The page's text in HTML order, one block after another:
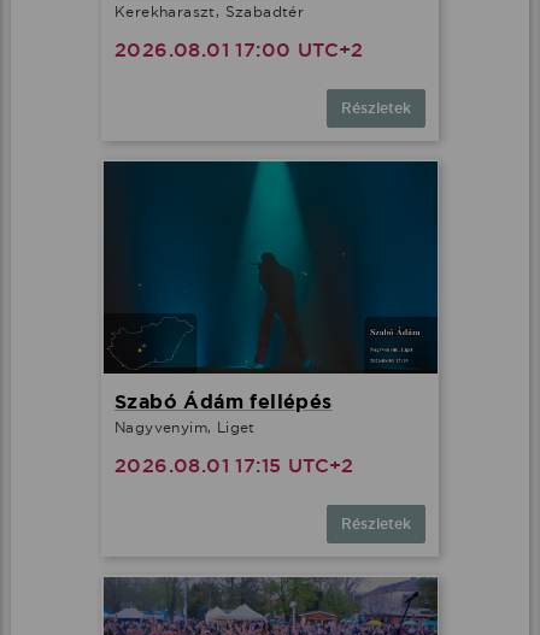
Kerekharaszt, Szabadtér
2026.08.01 17:00 UTC+2
Részletek
Szabó Ádám fellépés
Nagyvenyim, Liget
2026.08.01 17:15 UTC+2
Részletek